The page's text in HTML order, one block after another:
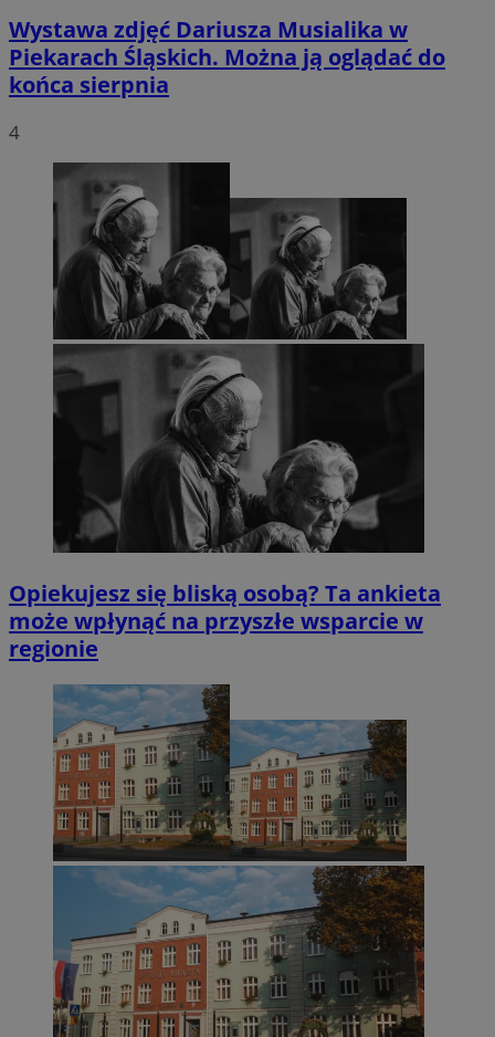
Wystawa zdjęć Dariusza Musialika w
Piekarach Śląskich. Można ją oglądać do
końca sierpnia
4
Opiekujesz się bliską osobą? Ta ankieta
może wpłynąć na przyszłe wsparcie w
regionie